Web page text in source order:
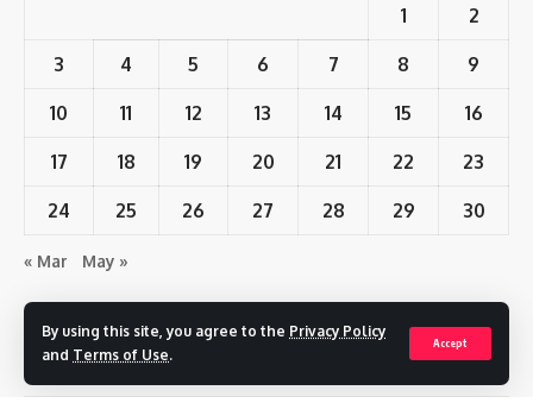
By using this site, you agree to the Privacy Policy
and Terms of Use.
Accept
1 2
3 4 5 6 7 8 9
10 11 12 13 14 15 16
17 18 19 20 21 22 23
24 25 26 27 28 29 30
« Mar May »